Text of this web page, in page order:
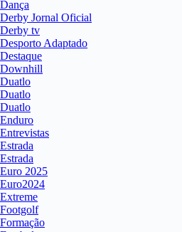
Dança
Derby Jornal Oficial
Derby tv
Desporto Adaptado
Destaque
Downhill
Duatlo
Duatlo
Duatlo
Enduro
Entrevistas
Estrada
Estrada
Euro 2025
Euro2024
Extreme
Footgolf
Formação